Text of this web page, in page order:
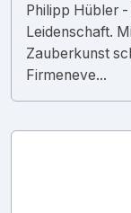
Philipp Hübler
Leidenschaft.
Zauberkunst
Firmeneve...